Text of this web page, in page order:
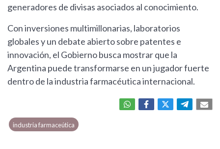
generadores de divisas asociados al conocimiento.
Con inversiones multimillonarias, laboratorios
globales y un debate abierto sobre patentes e
innovación, el Gobierno busca mostrar que la
Argentina puede transformarse en un jugador fuerte
dentro de la industria farmacéutica internacional.
industria farmaceútica